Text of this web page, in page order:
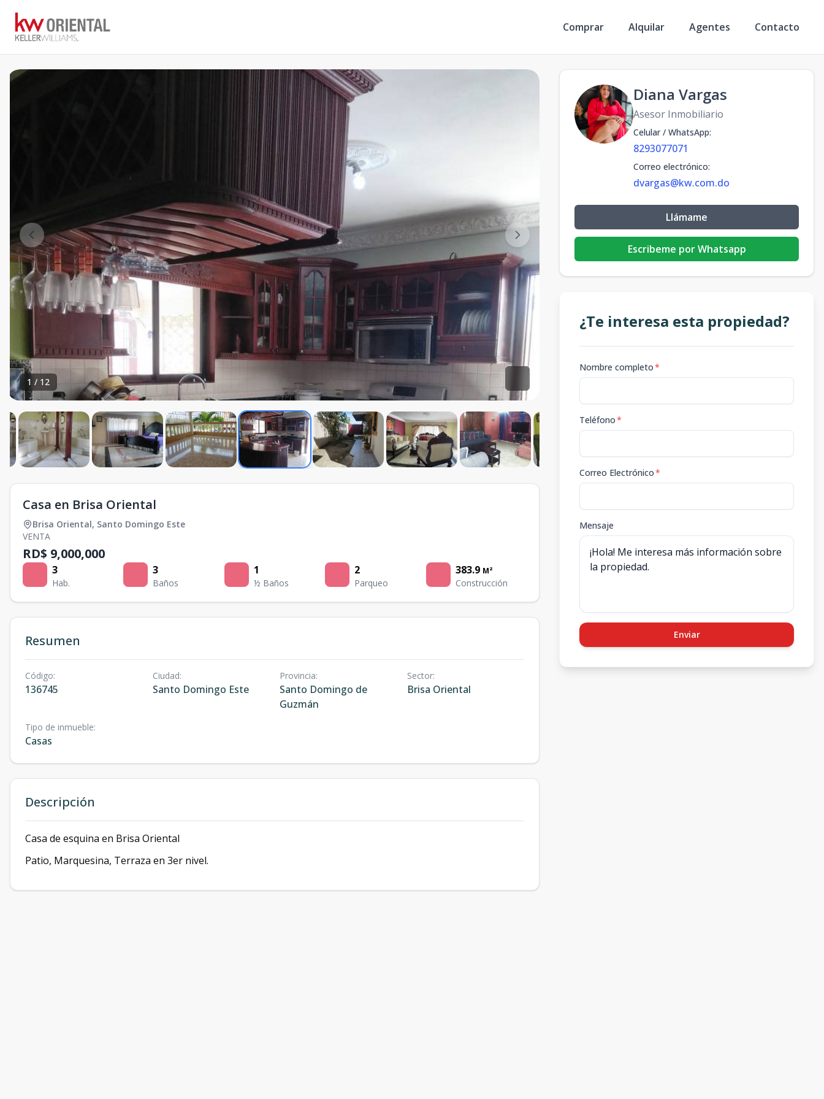
Comprar Alquilar Agentes Contacto
1 / 12
Casa en Brisa Oriental
Brisa Oriental, Santo Domingo Este
VENTA
RD$ 9,000,000
3
Hab.
3
Baños
1
½ Baños
2
Parqueo
383.9 M²
Construcción
Resumen
Código:
136745
Ciudad:
Santo Domingo Este
Provincia:
Santo Domingo de
Guzmán
Sector:
Brisa Oriental
Tipo de inmueble:
Casas
Descripción
Casa de esquina en Brisa Oriental
Patio, Marquesina, Terraza en 3er nivel.
Diana Vargas
Asesor Inmobiliario
Celular / WhatsApp:
8293077071
Correo electrónico:
dvargas@kw.com.do
Llámame
Escribeme por Whatsapp
¿Te interesa esta propiedad?
Nombre completo*
Teléfono*
Correo Electrónico*
Mensaje
Enviar